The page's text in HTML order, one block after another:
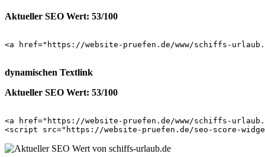
Aktueller SEO Wert: 53/100
<a href="https://website-pruefen.de/www/schiffs-
dynamischen Textlink
Aktueller SEO Wert: 53/100
<a href="https://website-pruefen.de/www/schiffs-